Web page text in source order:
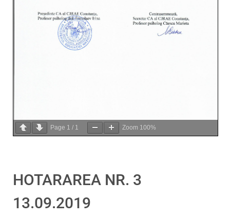
Page 1 / 1 Zoom 100%
HOTARAREA NR. 3
13.09.2019